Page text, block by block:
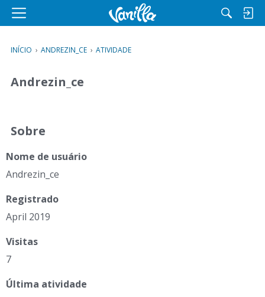
M
n
u
INÍCIO › ANDREZIN_CE › ATIVIDADE
Andrezin_ce
Sobre
Nome de usuário
Andrezin_ce
Registrado
April 2019
Visitas
7
Última atividade